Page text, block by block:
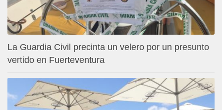
La Guardia Civil precinta un velero por un presunto
vertido en Fuerteventura